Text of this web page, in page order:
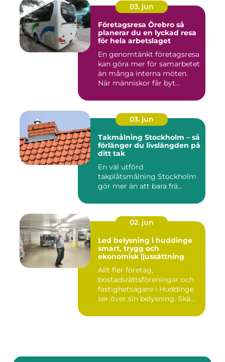
03. jun
Företagsresa Örebro så
planerar du en lyckad resa
för hela arbetslaget
En genomtänkt företagsresa
kan göra mer för samarbetet
än många interna möten.
När människor får byt...
03. jun
Takmålning Stockholm – så
förlänger du livslängden på
ditt tak
En väl utförd
takplåtsmålning Stockholm
gör mer än att bara frä...
02. jun
Led belysning i huddinge
smart, trygg och
ekonomisk ljussättning
Allt fler företag,
bostadsrättsföreningar och
fastighetsägare i Huddinge
ser över sin belysning. Skä...